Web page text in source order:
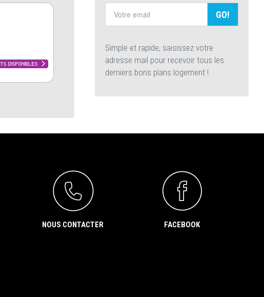
GO!
Simple et rapide, saisissez votre
adresse mail pour recevoir tous les
derniers bons plans logement !
NOUS CONTACTER FACEBOOK